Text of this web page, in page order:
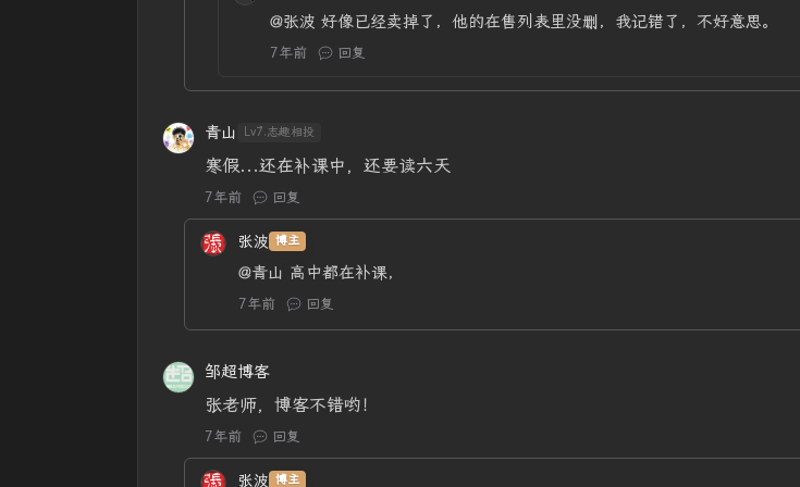
@张波 好像已经卖掉了，他的在售列表里没删，我记错了，不好意思。
7年前 回复
青山 Lv7.志趣相投
寒假...还在补课中，还要读六天
7年前 回复
张波 博主
@青山 高中都在补课，
7年前 回复
邹超博客
张老师，博客不错哟！
7年前 回复
张波 博主